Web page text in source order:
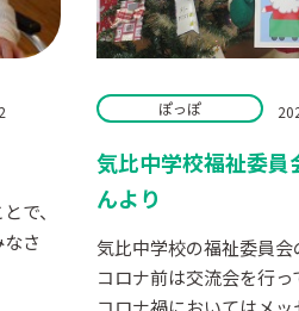
で、
さ
ぽっぽ
気比中学校福祉委員
んより
気比中学校の福祉委員会
コロナ前は交流会を行っ